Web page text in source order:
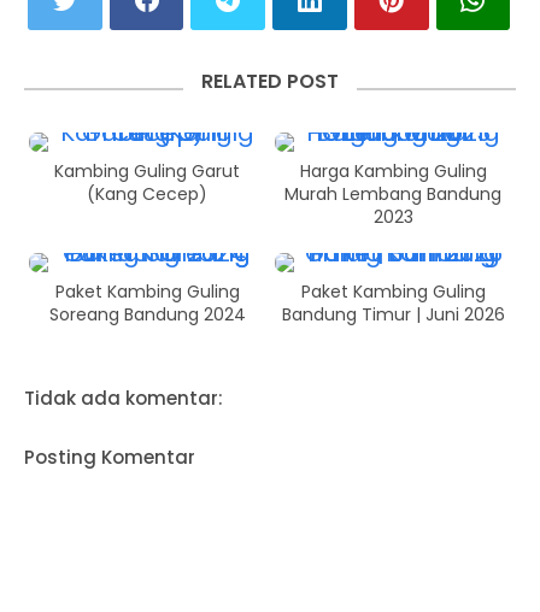
RELATED POST
Kambing Guling Garut
(Kang Cecep)
Harga Kambing Guling
Murah Lembang Bandung
2023
Paket Kambing Guling
Soreang Bandung 2024
Paket Kambing Guling
Bandung Timur | Juni 2026
Tidak ada komentar:
Posting Komentar